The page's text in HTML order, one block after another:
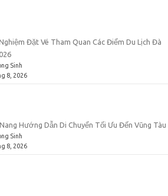
Đặt Vé Tham Quan Các Điểm Du Lịch Đà
Sinh
8, 2026
Hướng Dẫn Di Chuyển Tối Ưu Đến Vũng Tàu
Sinh
8, 2026